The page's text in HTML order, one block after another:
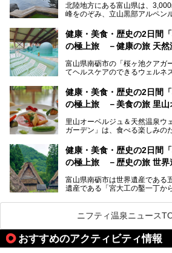
ます。日常から少し離れて、山
方にぴったりの温泉です。冬な
───
提供元：オリックス・ホテルマ
この記事は黒部・宇奈月温泉
北陸地方にある富山県は、
峰をのぞみ、立山黒部アルペン
の（新鮮な）海の幸も見逃せま
北陸新幹線が開業し、実は東京
のいい天然温泉が豊富で、すぐ
満載ですよ。
健康・美食・歴史の2日間
の極上旅 －健康の旅 天然
富山県南砺市の「桜ヶ池クアガ
てヘルスケアのできるウェルネ
るので、ゆったり楽しみながら
そんな「桜ヶ池クアガーデン」
ートしたいと思います。
健康・美食・歴史の2日間
の極上旅 －美食の旅 里山
里山オーベルジュ＆天然温泉ウ
ガーデン」は、食べる楽しみの
月、水はフレンチ、火、木は和
とディナーで味わえます。オリ
す。
そんな「桜ヶ池クアガーデン」
たのでじっくりご紹介します！
健康・美食・歴史の2日間
の極上旅 －歴史の旅 世界
富山県南砺市は世界遺産である
遺産である「宮大工の鑿一丁か
小京都・城端と、とても魅力的
ります。
城端の郊外に建つ里山オーベル
「桜ヶ池クアガーデン」に泊ま
てみませんか？
ニフティ温泉ニュース
おすすめのアクティビティ情報